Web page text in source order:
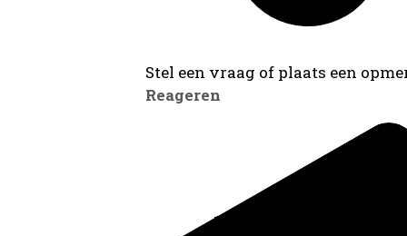
Stel een vraag of plaats een
Reageren